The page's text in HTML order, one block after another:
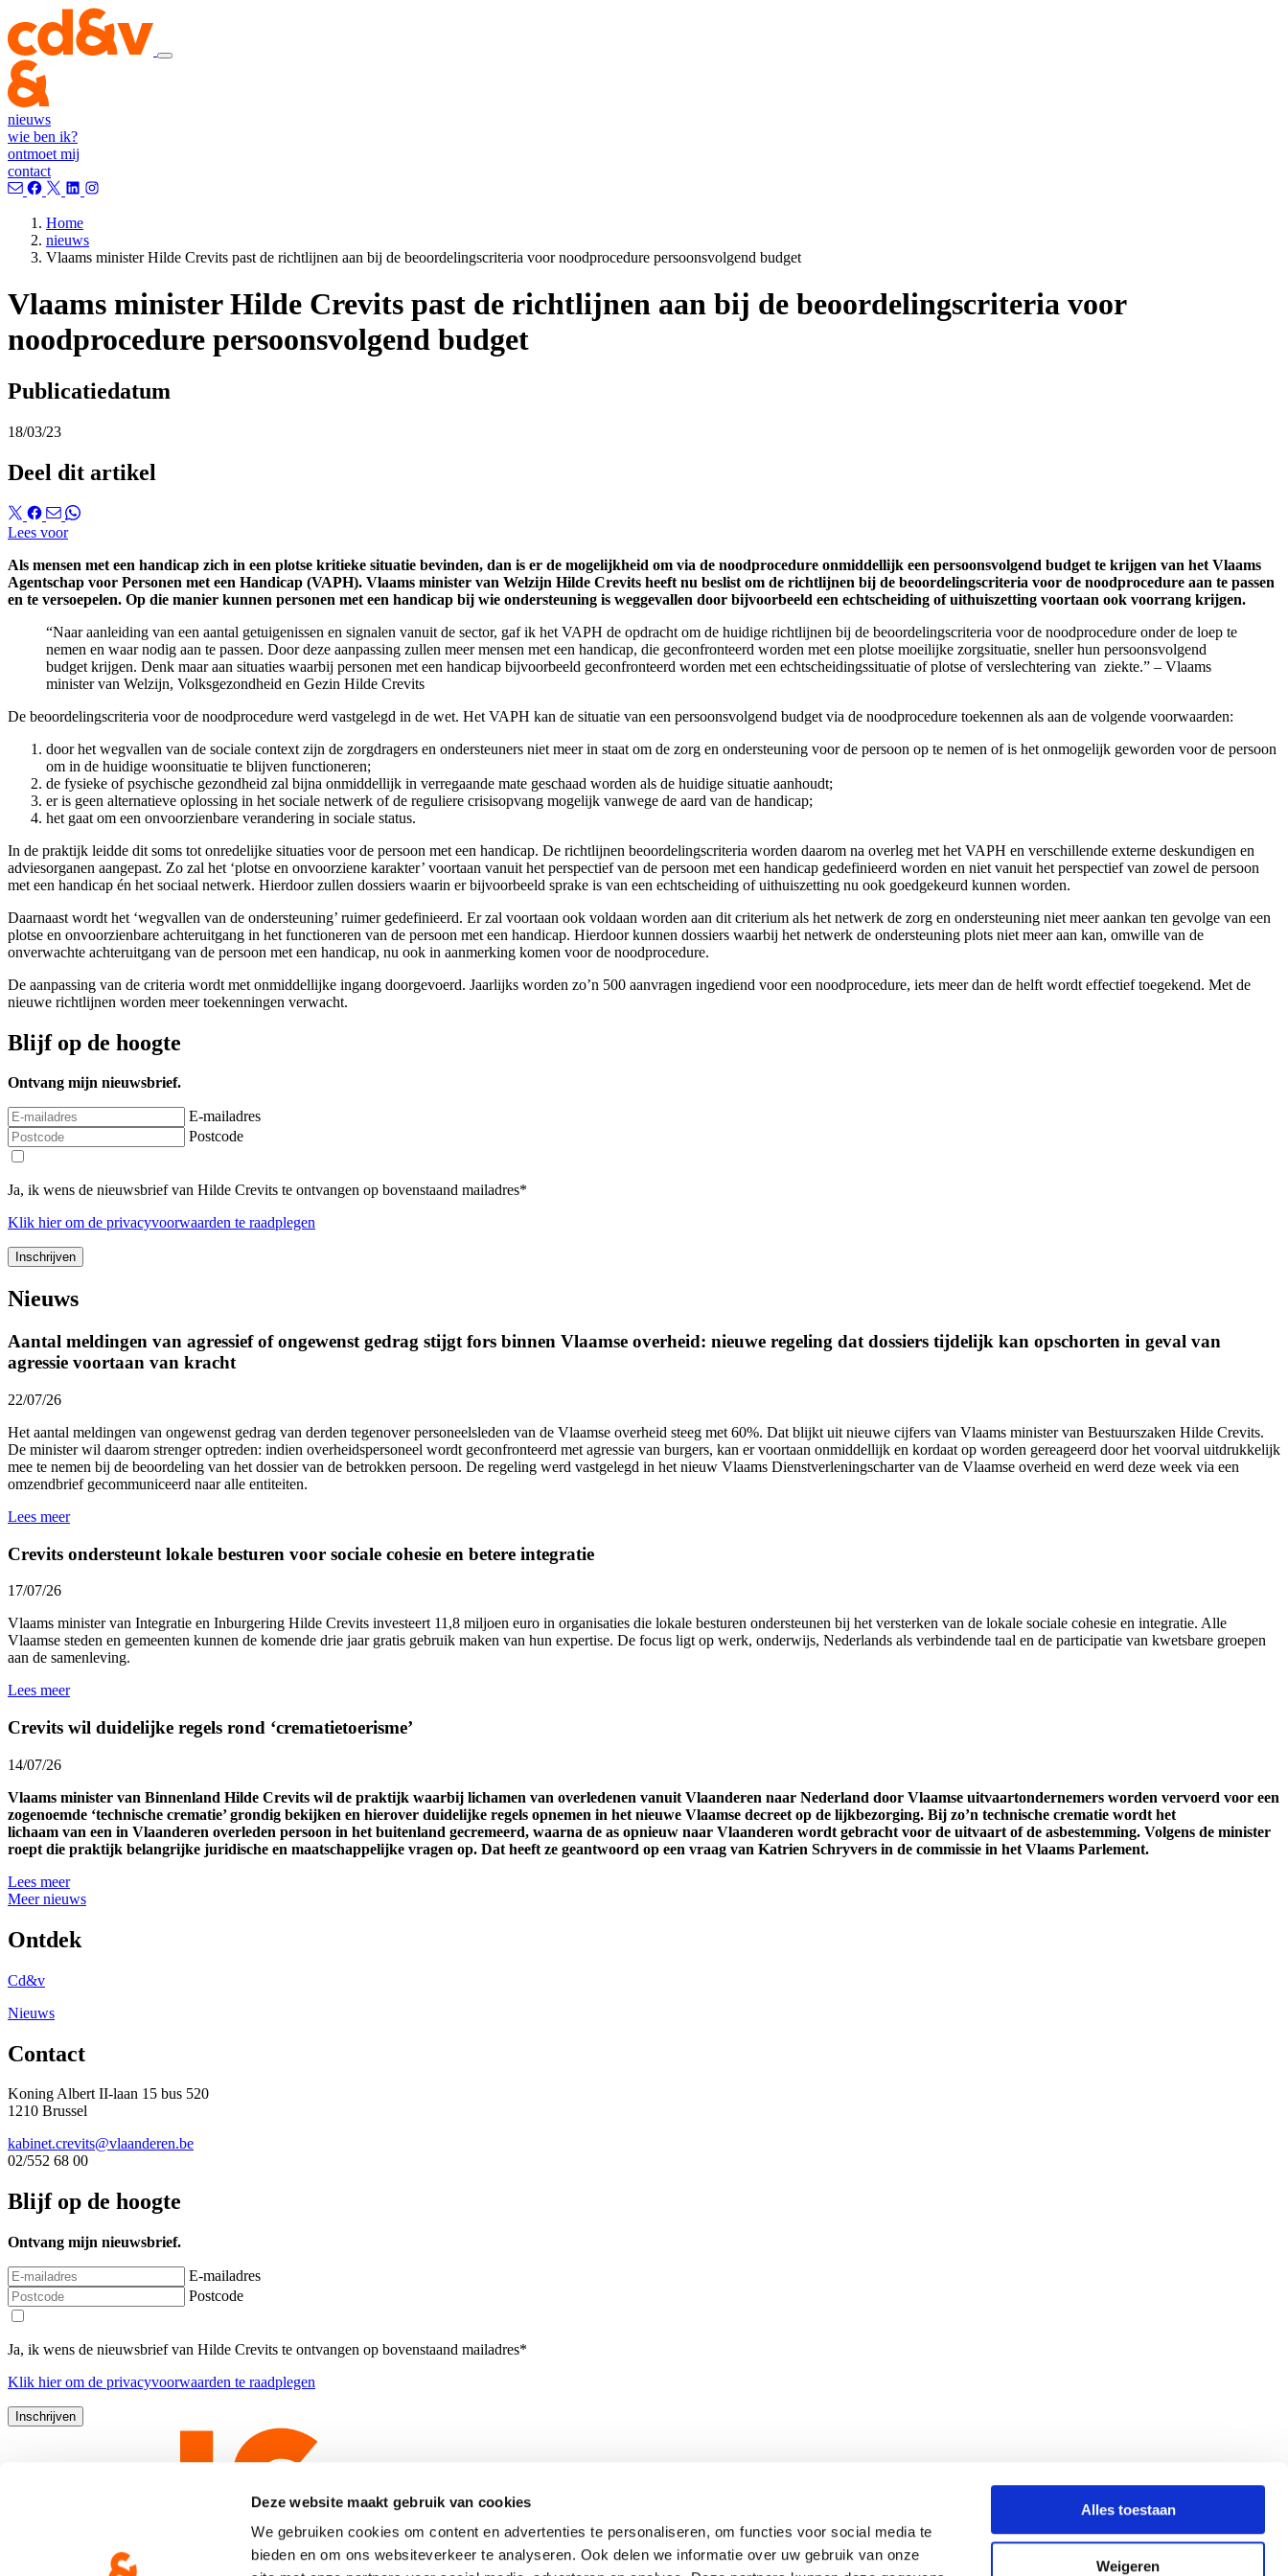
Deze website maakt gebruik van cookies
We gebruiken cookies om content en advertenties te personaliseren, om functies voor social media te
bieden en om ons websiteverkeer te analyseren. Ook delen we informatie over uw gebruik van onze
Alles toestaan
Weigeren
nieuws
wie ben ik?
ontmoet mij
contact
Home
nieuws
Vlaams minister Hilde Crevits past de richtlijnen aan bij de beoordelingscriteria voor noodprocedure persoonsvolgend budget
Vlaams minister Hilde Crevits past de richtlijnen aan bij de beoordelingscriteria voor
noodprocedure persoonsvolgend budget
Publicatiedatum
18/03/23
Deel dit artikel
Lees voor
Als mensen met een handicap zich in een plotse kritieke situatie bevinden, dan is er de mogelijkheid om via de noodprocedure onmiddellijk een persoonsvolgend budget te krijgen van het Vlaams
Agentschap voor Personen met een Handicap (VAPH). Vlaams minister van Welzijn Hilde Crevits heeft nu beslist om de richtlijnen bij de beoordelingscriteria voor de noodprocedure aan te passen
en te versoepelen. Op die manier kunnen personen met een handicap bij wie ondersteuning is weggevallen door bijvoorbeeld een echtscheiding of uithuiszetting voortaan ook voorrang krijgen.
“Naar aanleiding van een aantal getuigenissen en signalen vanuit de sector, gaf ik het VAPH de opdracht om de huidige richtlijnen bij de beoordelingscriteria voor de noodprocedure onder de loep te
nemen en waar nodig aan te passen. Door deze aanpassing zullen meer mensen met een handicap, die geconfronteerd worden met een plotse moeilijke zorgsituatie, sneller hun persoonsvolgend
budget krijgen. Denk maar aan situaties waarbij personen met een handicap bijvoorbeeld geconfronteerd worden met een echtscheidingssituatie of plotse of verslechtering van ziekte.” – Vlaams
minister van Welzijn, Volksgezondheid en Gezin Hilde Crevits
De beoordelingscriteria voor de noodprocedure werd vastgelegd in de wet. Het VAPH kan de situatie van een persoonsvolgend budget via de noodprocedure toekennen als aan de volgende voorwaarden:
door het wegvallen van de sociale context zijn de zorgdragers en ondersteuners niet meer in staat om de zorg en ondersteuning voor de persoon op te nemen of is het onmogelijk geworden voor de persoon
om in de huidige woonsituatie te blijven functioneren;
de fysieke of psychische gezondheid zal bijna onmiddellijk in verregaande mate geschaad worden als de huidige situatie aanhoudt;
er is geen alternatieve oplossing in het sociale netwerk of de reguliere crisisopvang mogelijk vanwege de aard van de handicap;
het gaat om een onvoorzienbare verandering in sociale status.
In de praktijk leidde dit soms tot onredelijke situaties voor de persoon met een handicap. De richtlijnen beoordelingscriteria worden daarom na overleg met het VAPH en verschillende externe deskundigen en
adviesorganen aangepast. Zo zal het ‘plotse en onvoorziene karakter’ voortaan vanuit het perspectief van de persoon met een handicap gedefinieerd worden en niet vanuit het perspectief van zowel de persoon
met een handicap én het sociaal netwerk. Hierdoor zullen dossiers waarin er bijvoorbeeld sprake is van een echtscheiding of uithuiszetting nu ook goedgekeurd kunnen worden.
Daarnaast wordt het ‘wegvallen van de ondersteuning’ ruimer gedefinieerd. Er zal voortaan ook voldaan worden aan dit criterium als het netwerk de zorg en ondersteuning niet meer aankan ten gevolge van een
plotse en onvoorzienbare achteruitgang in het functioneren van de persoon met een handicap. Hierdoor kunnen dossiers waarbij het netwerk de ondersteuning plots niet meer aan kan, omwille van de
onverwachte achteruitgang van de persoon met een handicap, nu ook in aanmerking komen voor de noodprocedure.
De aanpassing van de criteria wordt met onmiddellijke ingang doorgevoerd. Jaarlijks worden zo’n 500 aanvragen ingediend voor een noodprocedure, iets meer dan de helft wordt effectief toegekend. Met de
nieuwe richtlijnen worden meer toekenningen verwacht.
Blijf op de hoogte
Ontvang mijn nieuwsbrief.
E-mailadres
Postcode
Ja, ik wens de nieuwsbrief van Hilde Crevits te ontvangen op bovenstaand mailadres*
Klik hierom de privacyvoorwaarden te raadplegen
Nieuws
Aantal meldingen van agressief of ongewenst gedrag stijgt fors binnen Vlaamse overheid: nieuwe regeling dat dossiers tijdelijk kan opschorten in geval van
agressie voortaan van kracht
22/07/26
Het aantal meldingen van ongewenst gedrag van derden tegenover personeelsleden van de Vlaamse overheid steeg met 60%. Dat blijkt uit nieuwe cijfers van Vlaams minister van Bestuurszaken Hilde Crevits.
De minister wil daarom strenger optreden: indien overheidspersoneel wordt geconfronteerd met agressie van burgers, kan er voortaan onmiddellijk en kordaat op worden gereageerd door het voorval uitdrukkelijk
mee te nemen bij de beoordeling van het dossier van de betrokken persoon. De regeling werd vastgelegd in het nieuw Vlaams Dienstverleningscharter van de Vlaamse overheid en werd deze week via een
omzendbrief gecommuniceerd naar alle entiteiten.
Lees meer
Crevits ondersteunt lokale besturen voor sociale cohesie en betere integratie
17/07/26
Vlaams minister van Integratie en Inburgering Hilde Crevits investeert 11,8 miljoen euro in organisaties die lokale besturen ondersteunen bij het versterken van de lokale sociale cohesie en integratie. Alle
Vlaamse steden en gemeenten kunnen de komende drie jaar gratis gebruik maken van hun expertise. De focus ligt op werk, onderwijs, Nederlands als verbindende taal en de participatie van kwetsbare groepen
aan de samenleving.
Lees meer
Crevits wil duidelijke regels rond ‘crematietoerisme’
14/07/26
Vlaams minister van Binnenland Hilde Crevits wil de praktijk waarbij lichamen van overledenen vanuit Vlaanderen naar Nederland door Vlaamse uitvaartondernemers worden vervoerd voor een
zogenoemde ‘technische crematie’ grondig bekijken en hierover duidelijke regels opnemen in het nieuwe Vlaamse decreet op de lijkbezorging. Bij zo’n technische crematie wordt het
lichaam van een in Vlaanderen overleden persoon in het buitenland gecremeerd, waarna de as opnieuw naar Vlaanderen wordt gebracht voor de uitvaart of de asbestemming. Volgens de minister
roept die praktijk belangrijke juridische en maatschappelijke vragen op. Dat heeft ze geantwoord op een vraag van Katrien Schryvers in de commissie in het Vlaams Parlement.
Lees meer
Meer nieuws
Ontdek
Cd&v
Nieuws
Contact
Koning Albert II-laan 15 bus 520
1210 Brussel
kabinet.crevits@vlaanderen.be
02/552 68 00
Blijf op de hoogte
Ontvang mijn nieuwsbrief.
E-mailadres
Postcode
Ja, ik wens de nieuwsbrief van Hilde Crevits te ontvangen op bovenstaand mailadres*
Klik hierom de privacyvoorwaarden te raadplegen